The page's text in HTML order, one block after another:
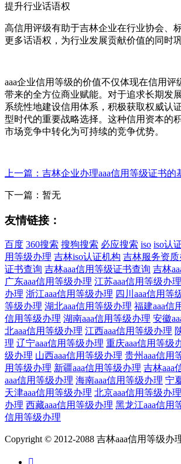
提升行业话语权
高信用评级有助于吉林企业在行业协会、
更多话语权，为行业发展贡献价值的同时
aaa企业信用等级的价值不仅体现在信用评
带来的全方位商业赋能。对于追求长期发
系统性地建设信用体系，积极获取权威认
型时代的重要战略选择。这种信用资本的
市场竞争中转化为可持续的竞争优势。
上一篇：吉林企业办理aaa信用等级证书的
下一篇：暂无
友情链接：
百度 360搜索 搜狗搜索 必应搜索 iso iso认
用等级办理 吉林iso认证机构 吉林服务资质
证书查询 吉林aaa信用等级证书查询 吉林
广东aaa信用等级办理 江苏aaa信用等级办理
办理 浙江aaa信用等级办理 四川aaa信用等
等级办理 湖北aaa信用等级办理 福建aaa信
信用等级办理 湖南aaa信用等级办理 安徽
北aaa信用等级办理 江西aaa信用等级办理
理 辽宁aaa信用等级办理 重庆aaa信用等级
级办理 山西aaa信用等级办理 贵州aaa信用
用等级办理 新疆aaa信用等级办理 吉林aaa
aaa信用等级办理 海南aaa信用等级办理 宁
天津aaa信用等级办理 北京aaa信用等级办理
办理 西藏aaa信用等级办理 黑龙江aaa信用
信用等级办理
Copyright © 2012-2088 吉林aaa信用等级办